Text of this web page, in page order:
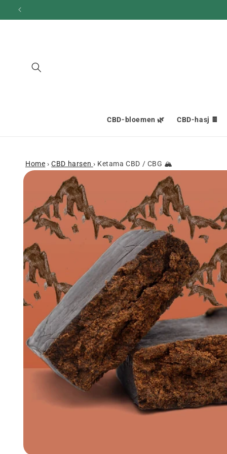
doorgaan
naar
CBD-bloemen 🌿 CBD-hasj 🍫
Home › CBD harsen › Ketama CBD / CBG 🏔
Ga naar
productinformatie